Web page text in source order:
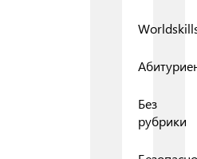
Без
рубрики